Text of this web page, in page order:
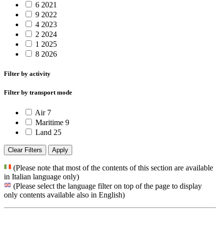
6 2021
9 2022
4 2023
2 2024
1 2025
8 2026
Filter by activity
Filter by transport mode
Air 7
Maritime 9
Land 25
Clear Filters Apply
(Please note that most of the contents of this section are available
in Italian language only)
(Please select the language filter on top of the page to display
only contents available also in English)